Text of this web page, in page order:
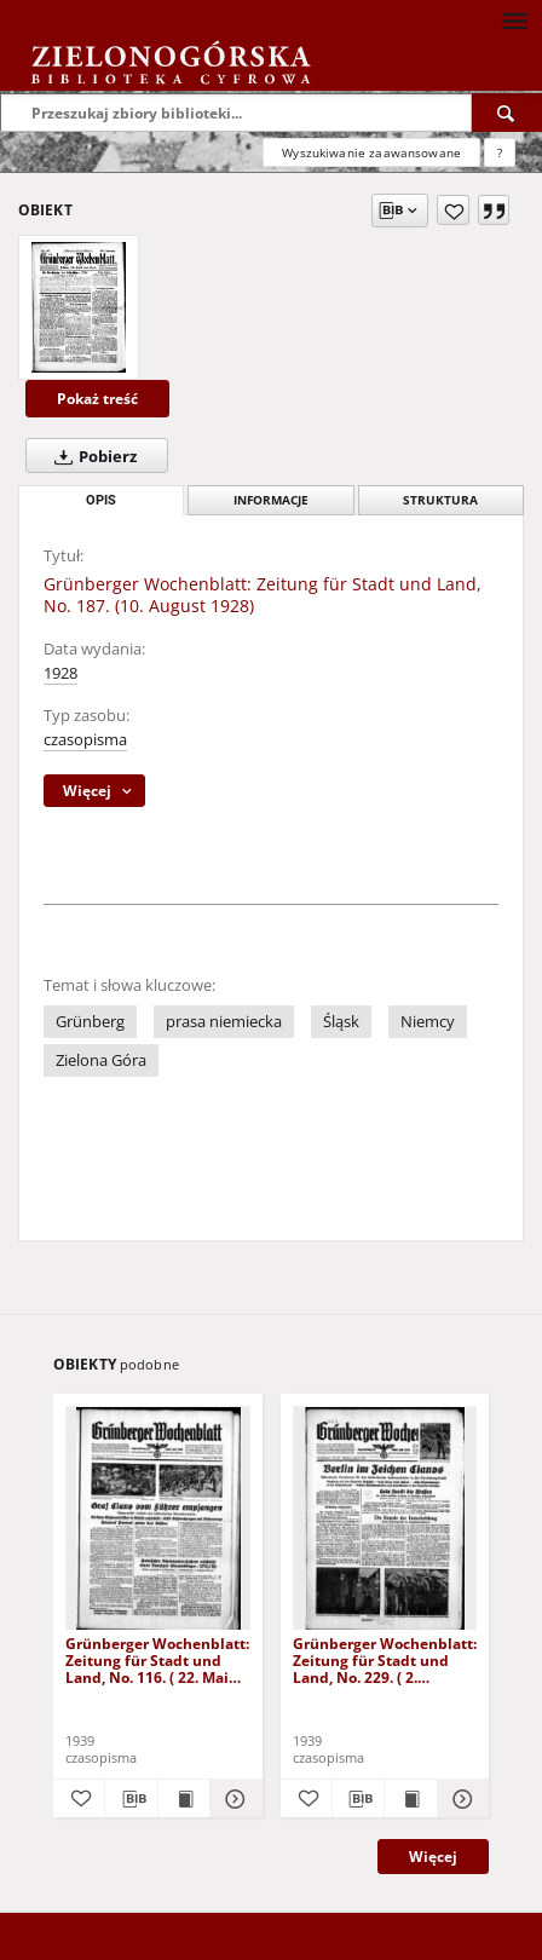
Wyszukiwanie zaawansowane ?
OBIEKT
Pokaż treść
Pobierz
OPIS INFORMACJE STRUKTURA
Tytuł:
Grünberger Wochenblatt: Zeitung für Stadt und Land,
No. 187. (10. August 1928)
Data wydania:
1928
Typ zasobu:
czasopisma
Więcej
Temat i słowa kluczowe:
Grünberg
prasa niemiecka Śląsk
Niemcy
Zielona Góra
OBIEKTY podobne
Grünberger Wochenblatt:
Zeitung für Stadt und
Land, No. 116. ( 22. Mai
1939
czasopisma
Grünberger Wochenblatt:
Zeitung für Stadt und
Land, No. 229. ( 2.
1939
czasopisma
Więcej